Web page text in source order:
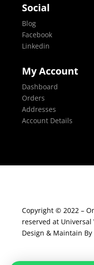
Social
Blog
Facebook
Linkedin
My Account
Dashboard
Orders
Addresses
Account Details
Copyright © 2022 –
reserved at Universal
Design & Maintain By